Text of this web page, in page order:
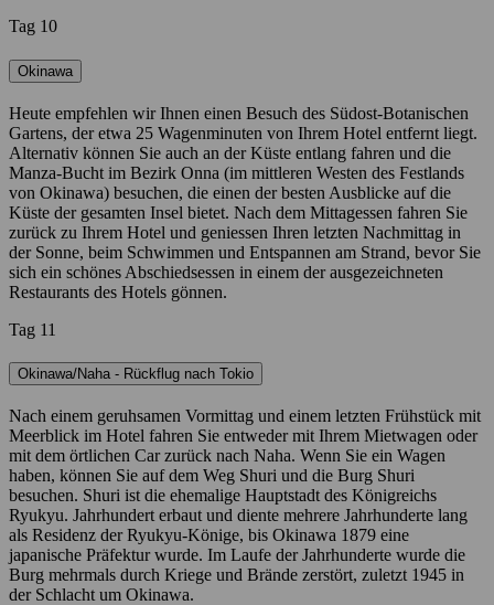
Tag 10
Okinawa
Heute empfehlen wir Ihnen einen Besuch des Südost-Botanischen
Gartens, der etwa 25 Wagenminuten von Ihrem Hotel entfernt liegt.
Alternativ können Sie auch an der Küste entlang fahren und die
Manza-Bucht im Bezirk Onna (im mittleren Westen des Festlands
von Okinawa) besuchen, die einen der besten Ausblicke auf die
Küste der gesamten Insel bietet. Nach dem Mittagessen fahren Sie
zurück zu Ihrem Hotel und geniessen Ihren letzten Nachmittag in
der Sonne, beim Schwimmen und Entspannen am Strand, bevor Sie
sich ein schönes Abschiedsessen in einem der ausgezeichneten
Restaurants des Hotels gönnen.
Tag 11
Okinawa/Naha - Rückflug nach Tokio
Nach einem geruhsamen Vormittag und einem letzten Frühstück mit
Meerblick im Hotel fahren Sie entweder mit Ihrem Mietwagen oder
mit dem örtlichen Car zurück nach Naha. Wenn Sie ein Wagen
haben, können Sie auf dem Weg Shuri und die Burg Shuri
besuchen. Shuri ist die ehemalige Hauptstadt des Königreichs
Ryukyu. Jahrhundert erbaut und diente mehrere Jahrhunderte lang
als Residenz der Ryukyu-Könige, bis Okinawa 1879 eine
japanische Präfektur wurde. Im Laufe der Jahrhunderte wurde die
Burg mehrmals durch Kriege und Brände zerstört, zuletzt 1945 in
der Schlacht um Okinawa.